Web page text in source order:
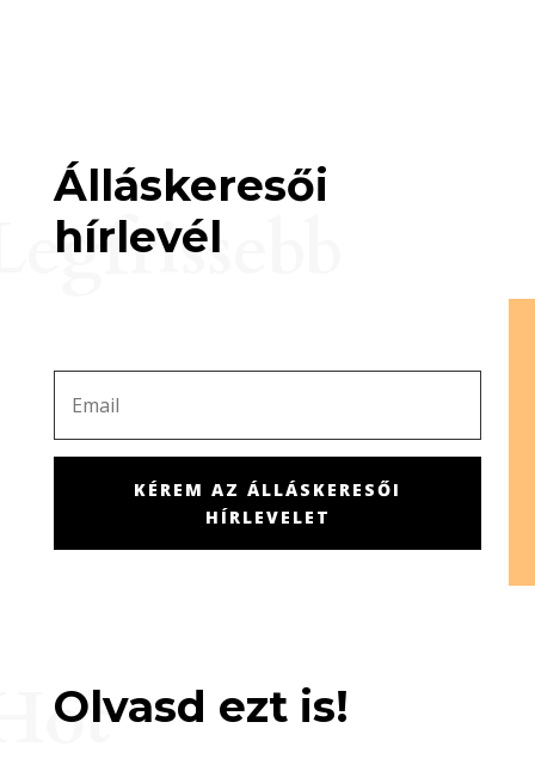
Álláskeresői
hírlevél
KÉREM AZ ÁLLÁSKERESŐI
HÍRLEVELET
Olvasd ezt is!